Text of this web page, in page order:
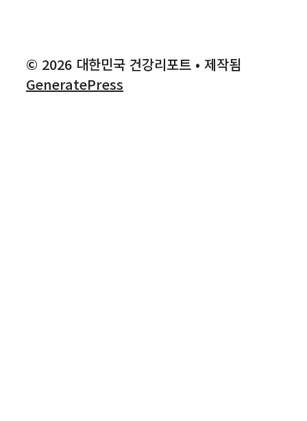
© 2026 대한민국 건강리포트 • 제작됨
GeneratePress